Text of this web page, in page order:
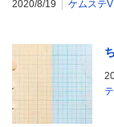
2020/8/19
ケムステ